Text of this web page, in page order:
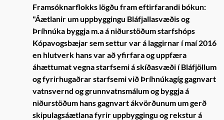
Framsóknarflokks lögðu fram eftirfarandi bókun:
"Áætlanir um uppbyggingu Bláfjallasvæðis og
Þríhnúka byggja m.a á niðurstöðum starfshóps
Kópavogsbæjar sem settur var á laggirnar í maí 2016
en hlutverk hans var að yfirfara og uppfæra
áhættumat vegna starfsemi á skíðasvæði í Bláfjöllum
og fyrirhugaðrar starfsemi við Þríhnúkagíg gagnvart
vatnsvernd og grunnvatnsmálum og byggja á
niðurstöðum hans gagnvart ákvörðunum um gerð
skipulagsáætlana fyrir uppbyggingu og rekstur á